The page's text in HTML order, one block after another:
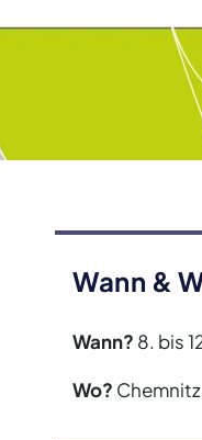
Wann &
Wann? 8. bis
Wo?